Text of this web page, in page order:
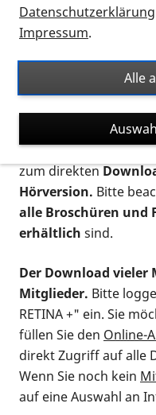
Auf dieser Seite
Ort. Nutzen Sie den
nach Flyern und
suchen. Die meisten
verschiedenen
postalischen
zum direkten
Hörversion. Bitte
alle Broschüren und
erhältlich sind.
Der Download vieler
Mitglieder. Bitte
RETINA +" ein. Sie
füllen Sie den Online-
direkt Zugriff auf alle
Wenn Sie noch kein
auf eine Auswahl an
Datenschutzerklärung
Impressum.
Alle